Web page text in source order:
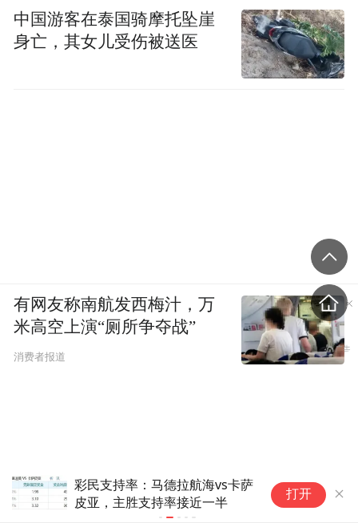
彩民支持率：马德拉航海vs卡萨
皮亚，主胜支持率接近一半
打开
中国游客在泰国骑摩托坠崖
身亡，其女儿受伤被送医
有网友称南航发西梅汁，万
米高空上演“厕所争夺战”
消费者报道